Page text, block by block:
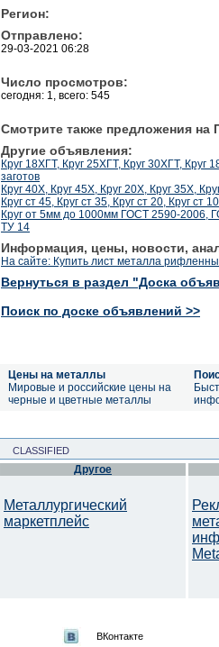
Регион:
Отправлено:
29-03-2021 06:28
Число просмотров:
сегодня: 1, всего: 545
Смотрите также предложения
Другие объявления:
Круг 18ХГТ, Круг 25ХГТ, Круг 30ХГТ,
заготов
Круг 40Х, Круг 45Х, Круг 20Х, Круг 35Х,
Круг ст 45, Круг ст 35, Круг ст 20, Круг
Круг от 5мм до 1000мм ГОСТ 2590-2006,
ТУ 14
Информация, цены, новости,
На сайте: Купить лист металла
Вернуться в раздел "Доска
Поиск по доске объявлений >>
Цены на металлы
Мировые и российские цены на
черные и цветные металлы
CLASSIFIED
Другое
Металлургический
маркетплейс
ВКонтакте